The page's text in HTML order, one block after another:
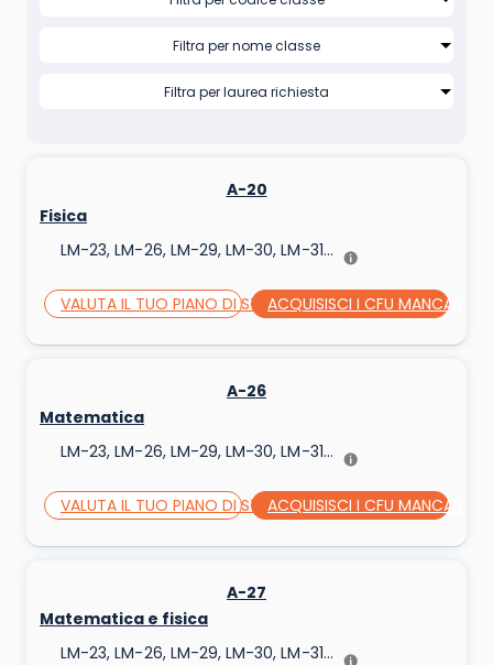
A-20
Fisica
LM-23, LM-26, LM-29, LM-30, LM-31...
VALUTA IL TUO PIANO DI STUDIACQUISISCI I CFU MANCANTI
A-26
Matematica
LM-23, LM-26, LM-29, LM-30, LM-31...
VALUTA IL TUO PIANO DI STUDIACQUISISCI I CFU MANCANTI
A-27
Matematica e fisica
LM-23, LM-26, LM-29, LM-30, LM-31...